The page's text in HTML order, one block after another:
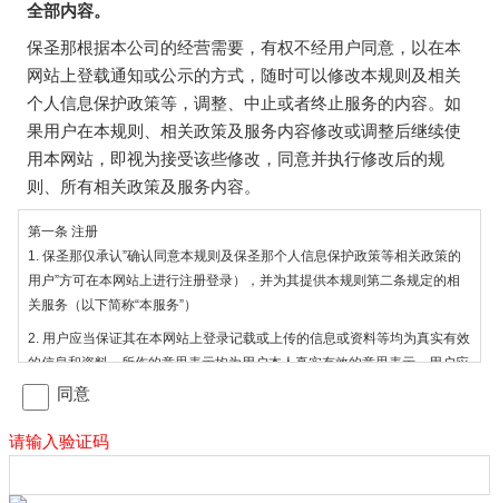
全部内容。
保圣那根据本公司的经营需要，有权不经用户同意，以在本
网站上登载通知或公示的方式，随时可以修改本规则及相关
个人信息保护政策等，调整、中止或者终止服务的内容。如
果用户在本规则、相关政策及服务内容修改或调整后继续使
用本网站，即视为接受该些修改，同意并执行修改后的规
则、所有相关政策及服务内容。
第一条 注册
1. 保圣那仅承认”确认同意本规则及保圣那个人信息保护政策等相关政策的
用户”方可在本网站上进行注册登录），并为其提供本规则第二条规定的相
关服务（以下简称“本服务”）
2. 用户应当保证其在本网站上登录记载或上传的信息或资料等均为真实有效
的信息和资料，所作的意思表示均为用户本人真实有效的意思表示。用户应
当对其提供的信息和资料的真实性和有效性负责。
合法权益或者有其它影响本网站正常运行或者影响保圣那正常经营的行为
所有信息和资料，停止为其提供服务，因此导致保圣那或者第三方遭受损害
同意
请输入验证码